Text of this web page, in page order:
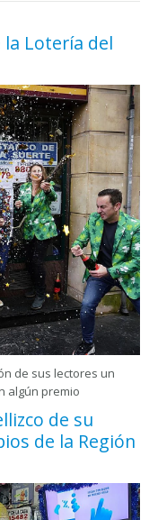
Lotería del
de sus lectores un
algún premio
de su
de la Región